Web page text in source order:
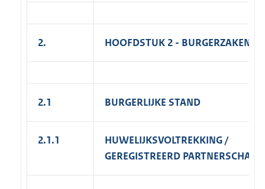
2. HOOFDSTUK 2 - BURGERZAKEN
2.1 BURGERLIJKE STAND
2.1.1
HUWELIJKSVOLTREKKING /
GEREGISTREERD PARTNERSCHAP